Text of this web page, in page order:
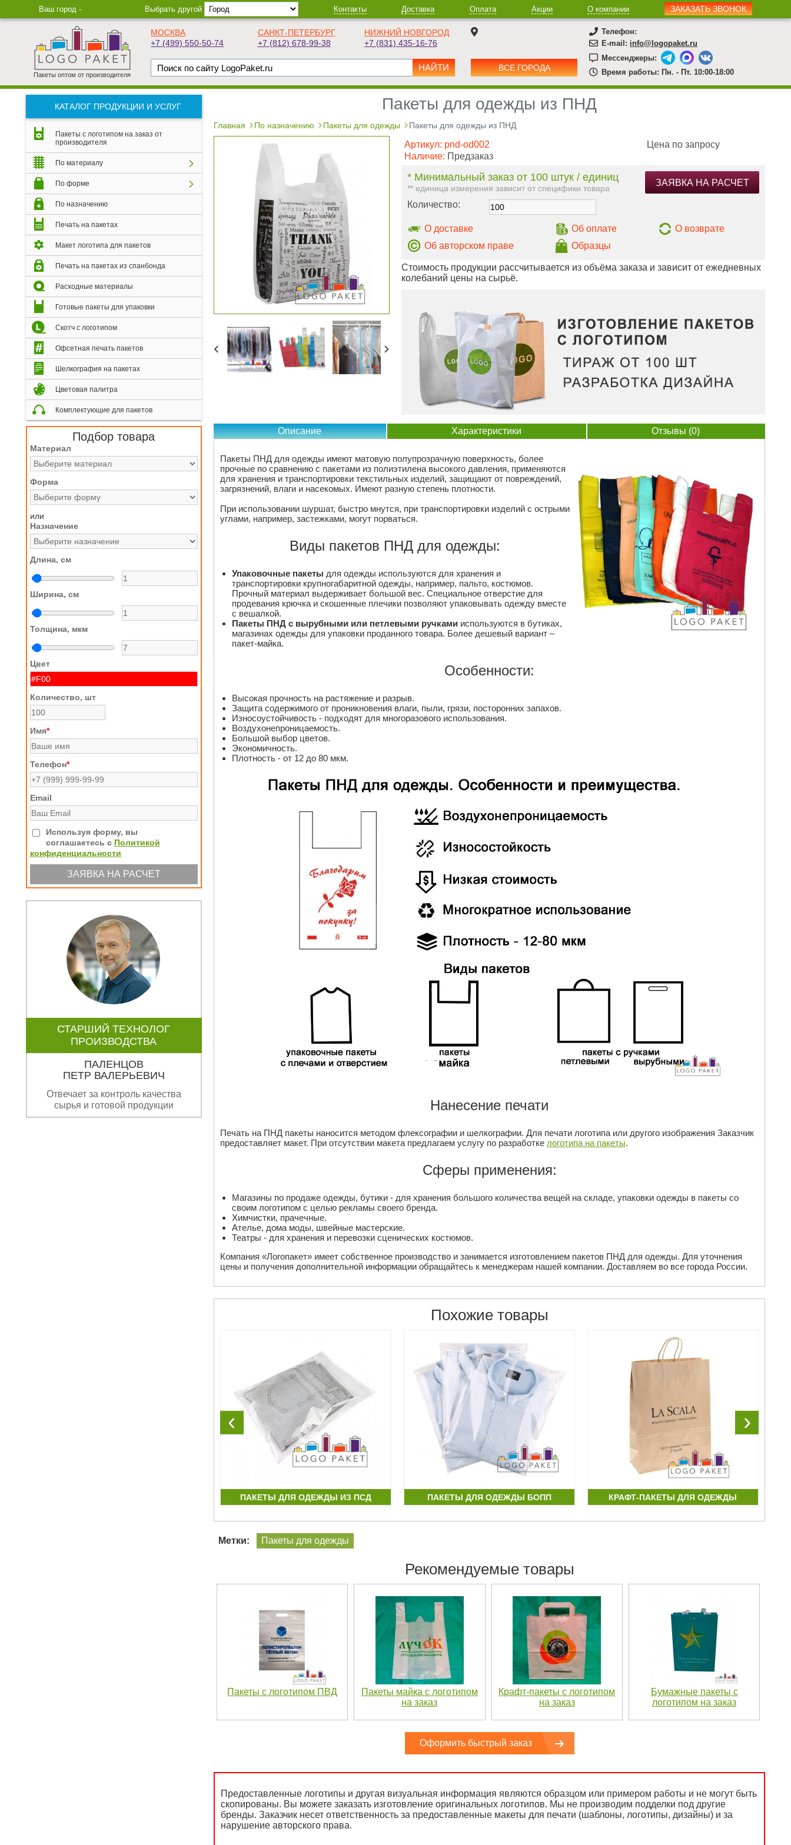
Ваш город - Выбрать другой Контакты Доставка Оплата Акции О компании ЗАКАЗАТЬ ЗВОНОК
Пакеты оптом от производителя
МОСКВА
+7 (499) 550-50-74
САНКТ-ПЕТЕРБУРГ
+7 (812) 678-99-38
НИЖНИЙ НОВГОРОД
+7 (831) 435-16-76
ВСЕ ГОРОДА
Телефон:
E-mail: info@logopaket.ru
Мессенджеры:
Время работы: Пн. - Пт. 10:00-18:00
КАТАЛОГ ПРОДУКЦИИ И УСЛУГ
Пакеты с логотипом на заказ от
производителя
По материалу
По форме
По назначению
Печать на пакетах
Макет логотипа для пакетов
Печать на пакетах из спанбонда
Расходные материалы
Готовые пакеты для упаковки
Скотч с логотипом
Офсетная печать пакетов
Шелкография на пакетах
Цветовая палитра
Комплектующие для пакетов
Подбор товара
Материал
Форма
или
Назначение
Длина, см
Ширина, см
Толщина, мкм
Цвет
Количество, шт
Имя*
Телефон*
Email
Используя форму, вы
соглашаетесь с Политикой
конфиденциальности
СТАРШИЙ ТЕХНОЛОГ
ПРОИЗВОДСТВА
ПАЛЕНЦОВ
ПЕТР ВАЛЕРЬЕВИЧ
Отвечает за контроль качества
сырья и готовой продукции
Пакеты для одежды из ПНД
Главная По назначению Пакеты для одежды Пакеты для одежды из ПНД
‹ ›
Артикул: pnd-od002
Наличие: Предзаказ
Цена по запросу
* Минимальный заказ от 100 штук / единиц
** единица измерения зависит от специфики товара
ЗАЯВКА НА РАСЧЕТ
Количество:
О доставке Об оплате
О возврате
Об авторском праве
Образцы
Стоимость продукции рассчитывается из объёма заказа и зависит от ежедневных
колебаний цены на сырьё.
Описание Характеристики Отзывы (0)
Пакеты ПНД для одежды имеют матовую полупрозрачную поверхность, более
прочные по сравнению с пакетами из полиэтилена высокого давления, применяются
для хранения и транспортировки текстильных изделий, защищают от повреждений,
загрязнений, влаги и насекомых. Имеют разную степень плотности.
При использовании шуршат, быстро мнутся, при транспортировки изделий с острыми
углами, например, застежками, могут порваться.
Виды пакетов ПНД для одежды:
Упаковочные пакеты для одежды используются для хранения и
транспортировки крупногабаритной одежды, например, пальто, костюмов.
Прочный материал выдерживает большой вес. Специальное отверстие для
продевания крючка и скошенные плечики позволяют упаковывать одежду вместе
с вешалкой.
Пакеты ПНД с вырубными или петлевыми ручками используются в бутиках,
магазинах одежды для упаковки проданного товара. Более дешевый вариант –
пакет-майка.
Особенности:
Высокая прочность на растяжение и разрыв.
Защита содержимого от проникновения влаги, пыли, грязи, посторонних запахов.
Износоустойчивость - подходят для многоразового использования.
Воздухонепроницаемость.
Большой выбор цветов.
Экономичность.
Плотность - от 12 до 80 мкм.
Нанесение печати
Печать на ПНД пакеты наносится методом флексографии и шелкографии. Для печати логотипа или другого изображения Заказчик
предоставляет макет. При отсутствии макета предлагаем услугу по разработке логотипа на пакеты.
Сферы применения:
Магазины по продаже одежды, бутики - для хранения большого количества вещей на складе, упаковки одежды в пакеты со
своим логотипом с целью рекламы своего бренда.
Химчистки, прачечные.
Ателье, дома моды, швейные мастерские.
Театры - для хранения и перевозки сценических костюмов.
Компания «Логопакет» имеет собственное производство и занимается изготовлением пакетов ПНД для одежды. Для уточнения
цены и получения дополнительной информации обращайтесь к менеджерам нашей компании. Доставляем во все города России.
Похожие товары
ПАКЕТЫ ДЛЯ ОДЕЖДЫ ИЗ ПСД ПАКЕТЫ ДЛЯ ОДЕЖДЫ БОПП КРАФТ-ПАКЕТЫ ДЛЯ ОДЕЖДЫ
‹ ›
Метки: Пакеты для одежды
Рекомендуемые товары
Пакеты с логотипом ПВД
Пакеты майка с логотипом
на заказ
Крафт-пакеты с логотипом
на заказ
Бумажные пакеты с
логотипом на заказ
Оформить быстрый заказ
Предоставленные логотипы и другая визуальная информация являются образцом или примером работы и не могут быть
скопированы. Вы можете заказать изготовление оригинальных логотипов. Мы не производим подделки под другие
бренды. Заказчик несет ответственность за предоставленные макеты для печати (шаблоны, логотипы, дизайны) и за
нарушение авторского права.